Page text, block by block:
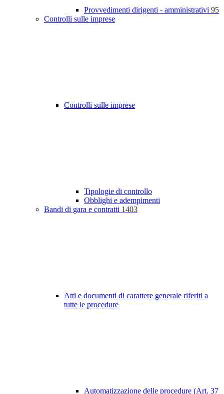
Provvedimenti dirigenti - amministrativi 95
Controlli sulle imprese
Controlli sulle imprese
Tipologie di controllo
Obblighi e adempimenti
Bandi di gara e contratti 1403
Atti e documenti di carattere generale riferiti a
tutte le procedure
Automatizzazione delle procedure (Art. 37